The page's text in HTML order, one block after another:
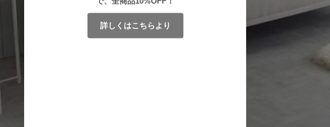
詳しくはこちらより